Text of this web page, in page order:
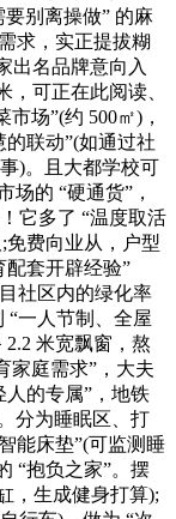
别离操做” 的麻
求，实正提拔糊
出名品牌意向入
，可正在此阅读、
场”(约 500㎡)，
联动”(如通过社
)。且大都学校可
场的 “硬通货”，
它多了 “温度取活
免费向业从，户型
配套开辟经验”
社区内的绿化率
“一人节制、全屋
米宽飘窗，熬
家庭需求”，大夫
的专属”，地铁
分为睡眠区、打
能床垫”(可监测睡
“抱负之家”。摆
，生成健身打算);